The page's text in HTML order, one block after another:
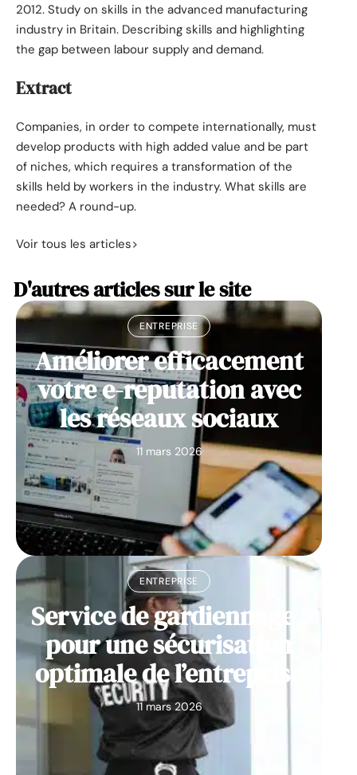
2012. Study on skills in the advanced manufacturing
industry in Britain. Describing skills and highlighting
the gap between labour supply and demand.
Extract
Companies, in order to compete internationally, must
develop products with high added value and be part
of niches, which requires a transformation of the
skills held by workers in the industry. What skills are
needed? A round-up.
Voir tous les articles>
D'autres articles sur le site
ENTREPRISE
Améliorer efficacement
votre e-reputation avec
les réseaux sociaux
11 mars 2026
ENTREPRISE
Service de gardiennage :
pour une sécurisation
optimale de l’entreprise
11 mars 2026